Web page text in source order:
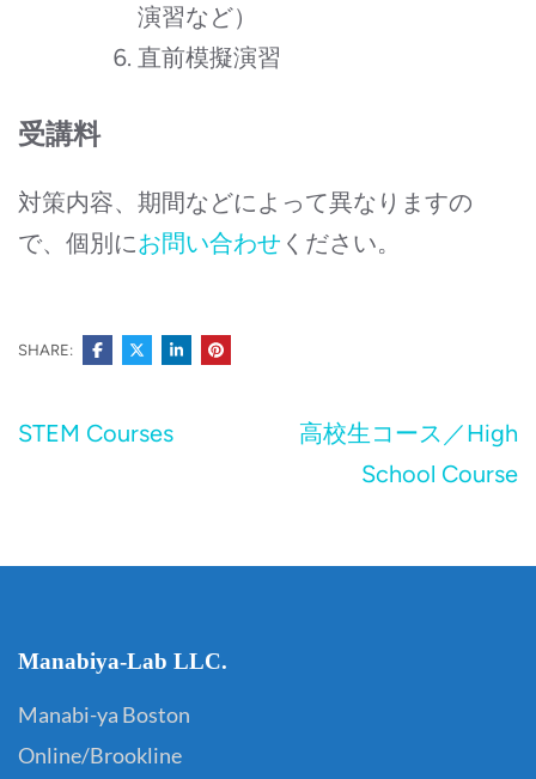
演習など）
直前模擬演習
受講料
対策内容、期間などによって異なりますの
で、個別にお問い合わせ ください。
SHARE:
投
シ
ョ
ン
STEM Courses
高校生コース／High
School Course
Manabiya-Lab LLC.
Manabi-ya Boston
Online/Brookline